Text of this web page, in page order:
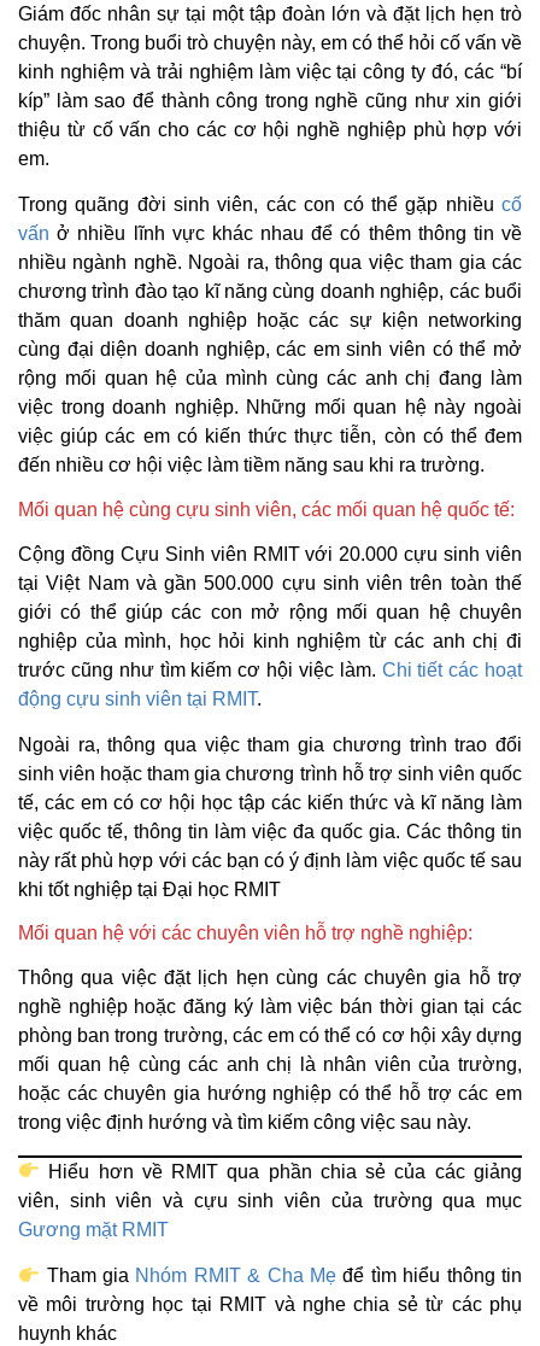
Giám đốc nhân sự tại một tập đoàn lớn và đặt lịch hẹn trò
chuyện. Trong buổi trò chuyện này, em có thể hỏi cố vấn về
kinh nghiệm và trải nghiệm làm việc tại công ty đó, các “bí
kíp” làm sao để thành công trong nghề cũng như xin giới
thiệu từ cố vấn cho các cơ hội nghề nghiệp phù hợp với
em.
Trong quãng đời sinh viên, các con có thể gặp nhiều cố
vấn ở nhiều lĩnh vực khác nhau để có thêm thông tin về
nhiều ngành nghề. Ngoài ra, thông qua việc tham gia các
chương trình đào tạo kĩ năng cùng doanh nghiệp, các buổi
thăm quan doanh nghiệp hoặc các sự kiện networking
cùng đại diện doanh nghiệp, các em sinh viên có thể mở
rộng mối quan hệ của mình cùng các anh chị đang làm
việc trong doanh nghiệp. Những mối quan hệ này ngoài
việc giúp các em có kiến thức thực tiễn, còn có thể đem
đến nhiều cơ hội việc làm tiềm năng sau khi ra trường.
Mối quan hệ cùng cựu sinh viên, các mối quan hệ quốc tế:
Cộng đồng Cựu Sinh viên RMIT với 20.000 cựu sinh viên
tại Việt Nam và gần 500.000 cựu sinh viên trên toàn thế
giới có thể giúp các con mở rộng mối quan hệ chuyên
nghiệp của mình, học hỏi kinh nghiệm từ các anh chị đi
trước cũng như tìm kiếm cơ hội việc làm. Chi tiết các hoạt
động cựu sinh viên tại RMIT.
Ngoài ra, thông qua việc tham gia chương trình trao đổi
sinh viên hoặc tham gia chương trình hỗ trợ sinh viên quốc
tế, các em có cơ hội học tập các kiến thức và kĩ năng làm
việc quốc tế, thông tin làm việc đa quốc gia. Các thông tin
này rất phù hợp với các bạn có ý định làm việc quốc tế sau
khi tốt nghiệp tại Đại học RMIT
Mối quan hệ với các chuyên viên hỗ trợ nghề nghiệp:
Thông qua việc đặt lịch hẹn cùng các chuyên gia hỗ trợ
nghề nghiệp hoặc đăng ký làm việc bán thời gian tại các
phòng ban trong trường, các em có thể có cơ hội xây dựng
mối quan hệ cùng các anh chị là nhân viên của trường,
hoặc các chuyên gia hướng nghiệp có thể hỗ trợ các em
trong việc định hướng và tìm kiếm công việc sau này.
Hiểu hơn về RMIT qua phần chia sẻ của các giảng
viên, sinh viên và cựu sinh viên của trường qua mục
Gương mặt RMIT
Tham gia Nhóm RMIT & Cha Mẹ để tìm hiểu thông tin
về môi trường học tại RMIT và nghe chia sẻ từ các phụ
huynh khác